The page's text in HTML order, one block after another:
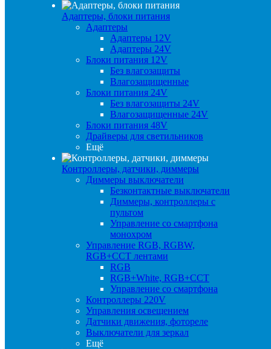
Адаптеры, блоки питания
Адаптеры
Адаптеры 12V
Адаптеры 24V
Блоки питания 12V
Без влагозащиты
Влагозащищенные
Блоки питания 24V
Без влагозащиты 24V
Влагозащищенные 24V
Блоки питания 48V
Драйверы для светильников
Ещё
Контроллеры, датчики, диммеры
Диммеры выключатели
Безконтактные выключатели
Диммеры, контроллеры с
пультом
Управление со смартфона
монохром
Управление RGB, RGBW,
RGB+CCT лентами
RGB
RGB+White, RGB+CCT
Управление со смартфона
Контроллеры 220V
Управления освещением
Датчики движения, фотореле
Выключатели для зеркал
Ещё